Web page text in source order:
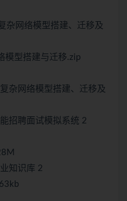
杂网络模型搭建、迁移及
模型搭建与迁移.zip
杂网络模型搭建、迁移及
招聘面试模拟系统 2
知识库 2